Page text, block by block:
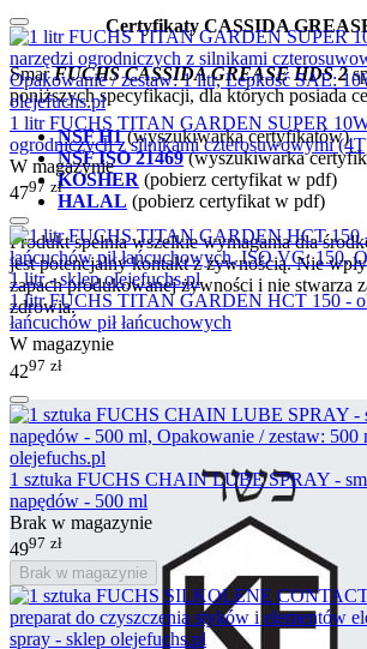
Certyfikaty CASSIDA
SmarFUCHS CASSIDA GREASE HDS 2
poniższych specyfikacji, dla których posiada
NSF H1(wyszukiwarka certyfikatów)
NSF ISO 21469(wyszukiwarka
KOSHER (pobierz certyfikat w pdf)
HALAL (pobierz certyfikat w pdf)
Produkt spełnia wszelkie wymagania dla
jest potencjalny kontakt z żywnością. Nie
zapach produkowanej żywności i nie stwarza
zdrowia.
1 litr FUCHS TITAN GARDEN SUPER
ogrodniczych z silnikami czterosuwowymi
W magazynie
4797 zł
1 litr FUCHS TITAN GARDEN HCT 150 -
łańcuchów pił łańcuchowych
W magazynie
4297 zł
1 sztuka FUCHS CHAIN LUBE SPRAY -
napędów - 500 ml
Brak w magazynie
4997 zł
Brak w magazynie